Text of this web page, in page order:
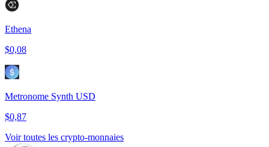
Ethena
$0,08
Metronome Synth USD
$0,87
Voir toutes les crypto-monnaies